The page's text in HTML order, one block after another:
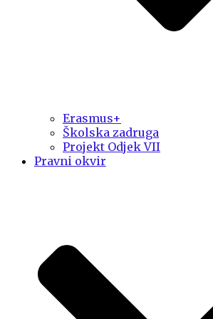
Erasmus+
Školska zadruga
Projekt Odjek VII
Pravni okvir